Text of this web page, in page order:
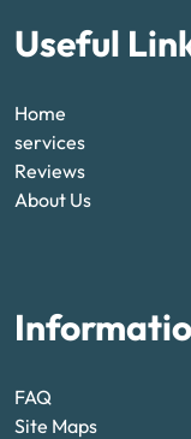
Useful
Home
services
Reviews
About Us
FAQ
Site Maps